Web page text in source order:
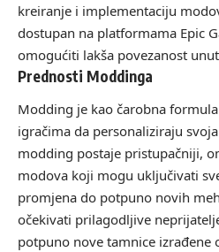
kreiranje i implementaciju
dostupan na platformama Epic
omogućiti lakša povezanost
Prednosti Moddinga
Modding je kao čarobna
igračima da personaliziraju
modding postaje pristupačniji,
modova koji mogu uključivati
promjena do potpuno novih
očekivati prilagodljive
potpuno nove tamnice izrađene